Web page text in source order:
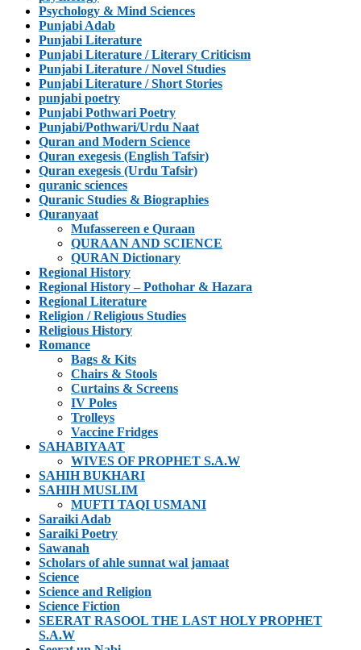
Psychology & Mind Sciences
Punjabi Adab
Punjabi Literature
Punjabi Literature / Literary Criticism
Punjabi Literature / Novel Studies
Punjabi Literature / Short Stories
punjabi poetry
Punjabi Pothwari Poetry
Punjabi/Pothwari/Urdu Naat
Quran and Modern Science
Quran exegesis (English Tafsir)
Quran exegesis (Urdu Tafsir)
quranic sciences
Quranic Studies & Biographies
Quranyaat
Mufassereen e Quraan
QURAAN AND SCIENCE
QURAN Dictionary
Regional History
Regional History – Pothohar & Hazara
Regional Literature
Religion / Religious Studies
Religious History
Romance
Bags & Kits
Chairs & Stools
Curtains & Screens
IV Poles
Trolleys
Vaccine Fridges
SAHABIYAAT
WIVES OF PROPHET S.A.W
SAHIH BUKHARI
SAHIH MUSLIM
MUFTI TAQI USMANI
Saraiki Adab
Saraiki Poetry
Sawanah
Scholars of ahle sunnat wal jamaat
Science
Science and Religion
Science Fiction
SEERAT RASOOL THE LAST HOLY PROPHET
S.A.W